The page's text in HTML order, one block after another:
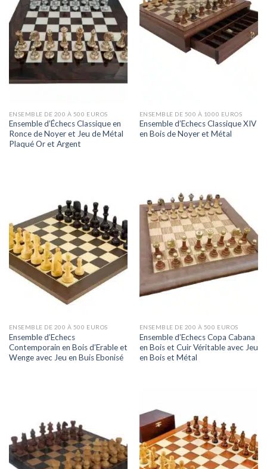
ENSEMBLE DE 200 À 500 EUROS
Ensemble d’Échecs Classique en
Ronce de Noyer et Jeu de Métal
Plaqué Or et Argent
ENSEMBLE DE 500 À 1000 EUROS
Ensemble d’Echecs Classique XIV
en Bois de Noyer et Métal
ENSEMBLE DE 200 À 500 EUROS
Ensemble d’Echecs
Contemporain en Bois d’Erable et
Wenge avec Jeu en Buis Ebonisé
ENSEMBLE DE 200 À 500 EUROS
Ensemble d’Echecs Copa Cabana
en Bois et Cuir Véritable avec Jeu
en Bois et Métal